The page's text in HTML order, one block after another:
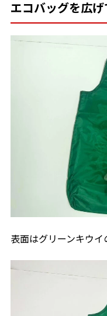
エコバッグを広げ
表面はグリーンキウ